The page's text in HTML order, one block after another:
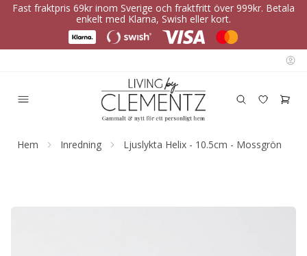
Fast fraktpris 69kr inom Sverige och fraktfritt över 999kr. Betala
enkelt med Klarna, Swish eller kort.
Hem Inredning Ljuslykta Helix - 10.5cm - Mossgrön